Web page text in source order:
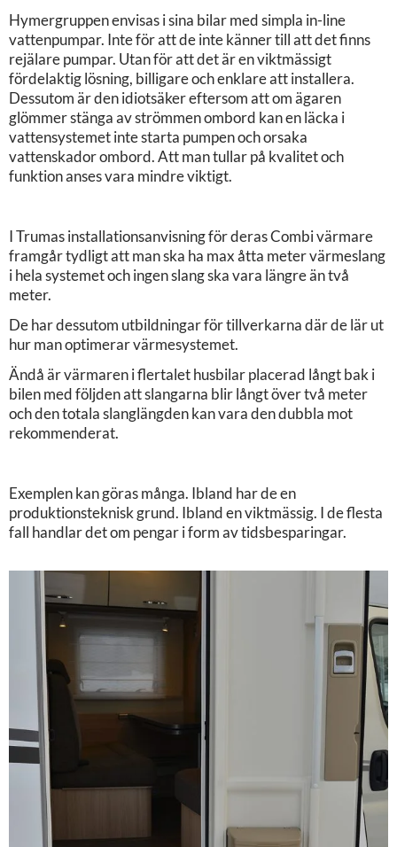
Hymergruppen envisas i sina bilar med simpla in-line
vattenpumpar. Inte för att de inte känner till att det finns
rejälare pumpar. Utan för att det är en viktmässigt
fördelaktig lösning, billigare och enklare att installera.
Dessutom är den idiotsäker eftersom att om ägaren
glömmer stänga av strömmen ombord kan en läcka i
vattensystemet inte starta pumpen och orsaka
vattenskador ombord. Att man tullar på kvalitet och
funktion anses vara mindre viktigt.
I Trumas installationsanvisning för deras Combi värmare
framgår tydligt att man ska ha max åtta meter värmeslang
i hela systemet och ingen slang ska vara längre än två
meter.
De har dessutom utbildningar för tillverkarna där de lär ut
hur man optimerar värmesystemet.
Ändå är värmaren i flertalet husbilar placerad långt bak i
bilen med följden att slangarna blir långt över två meter
och den totala slanglängden kan vara den dubbla mot
rekommenderat.
Exemplen kan göras många. Ibland har de en
produktionsteknisk grund. Ibland en viktmässig. I de flesta
fall handlar det om pengar i form av tidsbesparingar.